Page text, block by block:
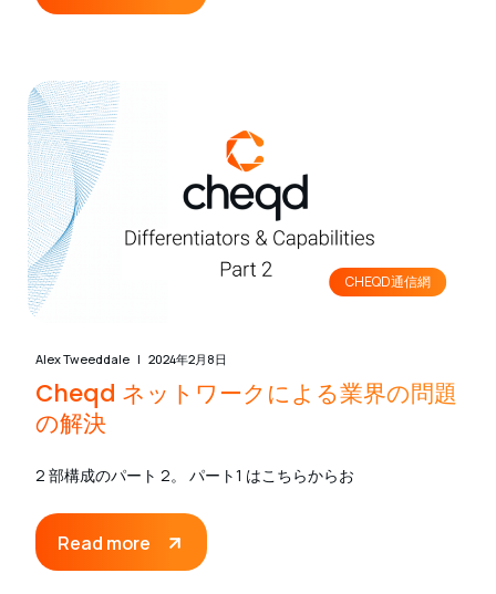
CHEQD通信網
Cheqd ネットワークによる業界の問題
の解決
2 部構成のパート 2。 パート1 はこちらからお
Read more
Alex Tweeddale 2024年2月8日